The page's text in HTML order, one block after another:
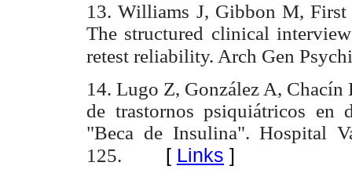
13. Williams J, Gibbon M,
The structured clinical
retest reliability. Arch Gen
14. Lugo Z, González A, Chacín
de trastornos psiquiátricos en
"Beca de Insulina". Hospital
125. [ Links ]